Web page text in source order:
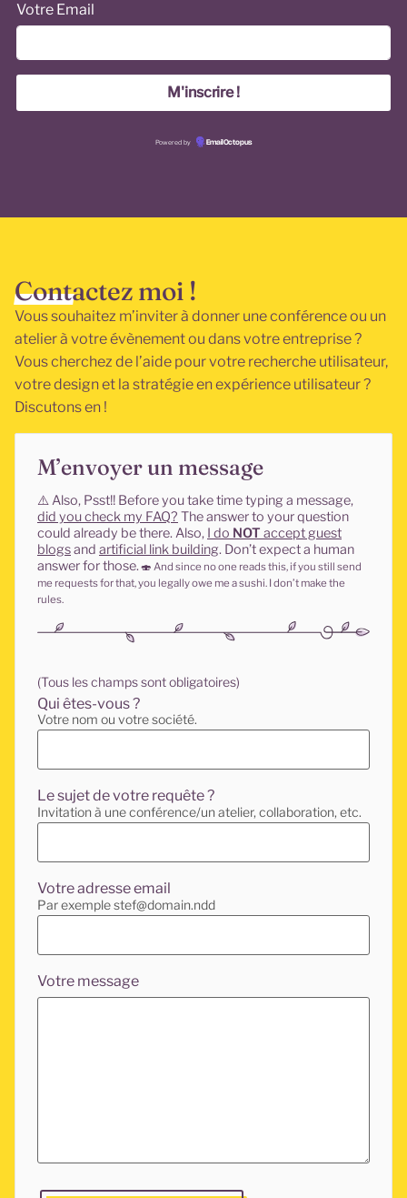
Votre Email
Powered by EmailOctopus
Contactez moi !
Vous souhaitez m’inviter à donner une conférence ou un
atelier à votre évènement ou dans votre entreprise ?
Vous cherchez de l’aide pour votre recherche utilisateur,
votre design et la stratégie en expérience utilisateur ?
Discutons en !
M’envoyer un message
⚠️Also, Psst!! Before you take time typing a message,
did you check my FAQ? The answer to your question
could already be there. Also, I do NOT accept guest
blogsand artificial link building. Don’t expect a human
answer for those. 🍣 And since no one reads this, if you still send
me requests for that, you legally owe me a sushi. I don’t make the
rules.
(Tous les champs sont obligatoires)
Qui êtes-vous ?
Votre nom ou votre société.
Le sujet de votre requête ?
Invitation à une conférence/un atelier, collaboration, etc.
Votre adresse email
Par exemple stef@domain.ndd
Votre message